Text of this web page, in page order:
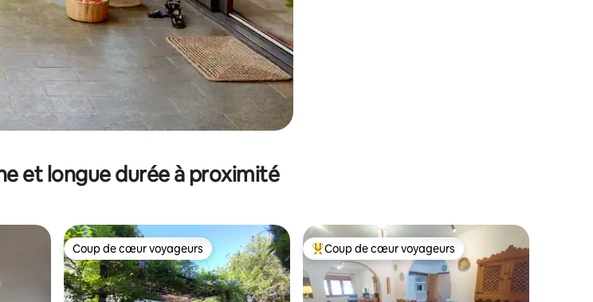
et longue durée à proximité
Coup de cœur voyageurs
Coup de cœur voyageurs Coups de cœur voyageurs les plus appréciés
Coup de cœur voyageurs